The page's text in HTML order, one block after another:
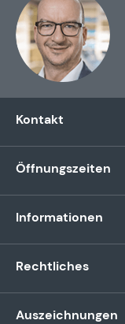
Kontakt
Öffnungszeiten
Informationen
Rechtliches
Auszeichnungen